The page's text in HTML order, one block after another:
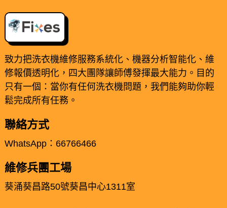
致力把洗衣機維修服務系統化、機器分析智能化、維
修報價透明化，四大團隊讓師傅發揮最大能力。目的
只有一個：當你有任何洗衣機問題，我們能夠助你輕
鬆完成所有任務。
聯絡方式
WhatsApp：66766466
維修兵團工場
葵涌葵昌路50號葵昌中心1311室